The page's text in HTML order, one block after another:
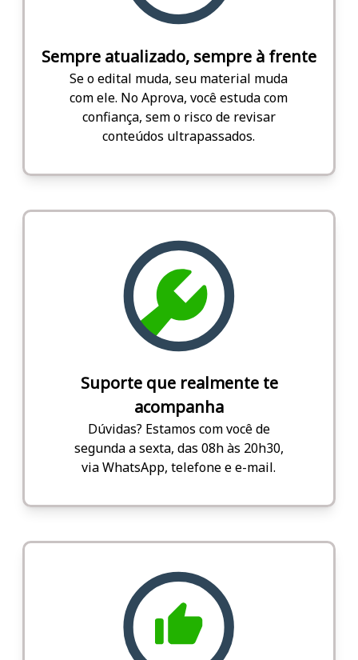
Sempre atualizado, sempre à frente
Se o edital muda, seu material muda
com ele. No Aprova, você estuda com
confiança, sem o risco de revisar
conteúdos ultrapassados.
Suporte que realmente te
acompanha
Dúvidas? Estamos com você de
segunda a sexta, das 08h às 20h30,
via WhatsApp, telefone e e-mail.